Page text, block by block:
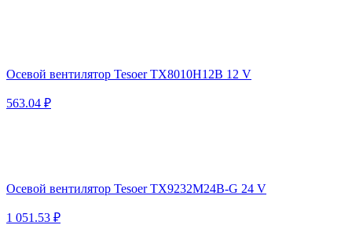
Осевой вентилятор Tesoer TX8010H12B 12 V
563.04 ₽
Осевой вентилятор Tesoer TX9232M24B-G 24 V
1 051.53 ₽